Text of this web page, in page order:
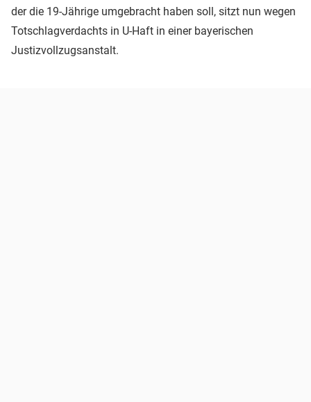
der die 19-Jährige umgebracht haben soll, sitzt nun wegen
Totschlagverdachts in U-Haft in einer bayerischen
Justizvollzugsanstalt.